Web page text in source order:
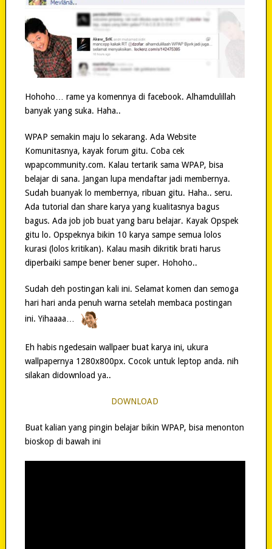
Hohoho… rame ya komennya di facebook. Alhamdulillah
banyak yang suka. Haha..
WPAP semakin maju lo sekarang. Ada Website
Komunitasnya, kayak forum gitu. Coba cek
wpapcommunity.com. Kalau tertarik sama WPAP, bisa
belajar di sana. Jangan lupa mendaftar jadi membernya.
Sudah buanyak lo membernya, ribuan gitu. Haha.. seru.
Ada tutorial dan share karya yang kualitasnya bagus
bagus. Ada job job buat yang baru belajar. Kayak Opspek
gitu lo. Opspeknya bikin 10 karya sampe semua lolos
kurasi (lolos kritikan). Kalau masih dikritik brati harus
diperbaiki sampe bener bener super. Hohoho..
Sudah deh postingan kali ini. Selamat komen dan semoga
hari hari anda penuh warna setelah membaca postingan
ini. Yihaaaa…
Eh habis ngedesain wallpaer buat karya ini, ukura
wallpapernya 1280x800px. Cocok untuk leptop anda. nih
silakan didownload ya..
DOWNLOAD
Buat kalian yang pingin belajar bikin WPAP, bisa menonton
bioskop di bawah ini